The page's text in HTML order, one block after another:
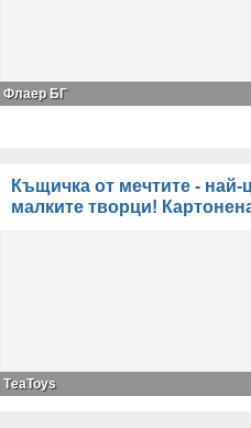
Флаер БГ
Къщичка от мечтите - най-
малките творци!
ТeaToys